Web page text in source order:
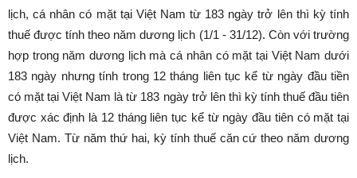
lịch, cá nhân có mặt tại Việt Nam từ 183 ngày trở lên thì kỳ tính
thuế được tính theo năm dương lịch (1/1 - 31/12). Còn với trường
hợp trong năm dương lịch mà cá nhân có mặt tại Việt Nam dưới
183 ngày nhưng tính trong 12 tháng liên tục kể từ ngày đầu tiền
có mặt tại Việt Nam là từ 183 ngày trở lên thì kỳ tính thuế đầu tiên
được xác định là 12 tháng liên tục kể từ ngày đầu tiên có mặt tại
Việt Nam. Từ năm thứ hai, kỳ tính thuế căn cứ theo năm dương
lịch.